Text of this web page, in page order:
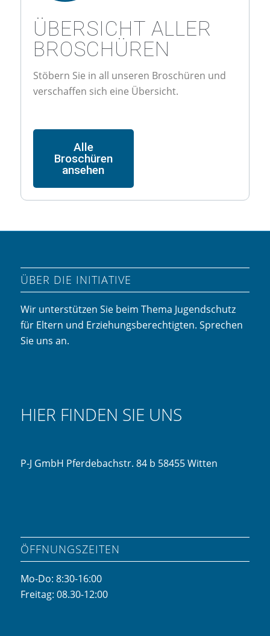
ÜBERSICHT ALLER
BROSCHÜREN
Stöbern Sie in all unseren Broschüren und
verschaffen sich eine Übersicht.
Alle
Broschüren
ansehen
ÜBER DIE INITIATIVE
Wir unterstützen Sie beim Thema Jugendschutz
für Eltern und Erziehungsberechtigten. Sprechen
Sie uns an.
HIER FINDEN SIE UNS
P-J GmbH Pferdebachstr. 84 b 58455 Witten
ÖFFNUNGSZEITEN
Mo-Do: 8:30-16:00
Freitag: 08.30-12:00